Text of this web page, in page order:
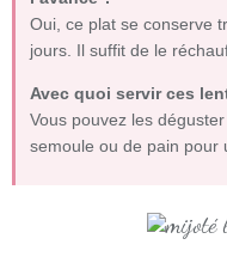
Oui, ce plat se conserve
jours. Il suffit de le
Avec quoi servir ces
Vous pouvez les
semoule ou de pain pour